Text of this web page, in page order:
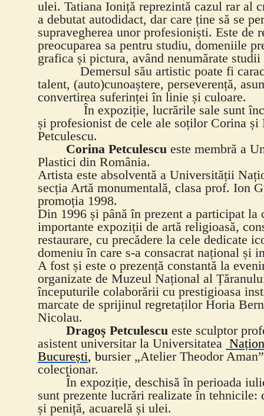
ulei. Tatiana Ioniță reprezintă cazul rar al
a debutat autodidact, dar care ține să se
supravegherea unor profesioniști. Este de
preocuparea sa pentru studiu, domeniile
grafica și pictura, având nenumărate
Demersul său artistic poate fi
talent, (auto)cunoaștere, perseverență,
convertirea suferinței în linie și culoare.
În expoziție, lucrările sale sunt
și profesionist de cele ale soților Corina și
Petculescu.
Corina Petculescu este membră a
Plastici din România.
Artista este absolventă a Universității
secția Artă monumentală, clasa prof. Ion
promoția 1998.
Din 1996 și până în prezent a participat la
importante expoziții de artă religioasă,
restaurare, cu precădere la cele dedicate
domeniu în care s-a consacrat național și
A fost și este o prezență constantă la
organizate de Muzeul Național al
începuturile colaborării cu prestigioasa
marcate de sprijinul regretaților Horia
Nicolau.
Dragoș Petculescu este sculptor
asistent universitar la Universitatea
București, bursier „Atelier Theodor
colecționar.
În expoziție, deschisă în perioada
sunt prezente lucrări realizate în tehnicile:
și peniță, acuarelă și ulei.